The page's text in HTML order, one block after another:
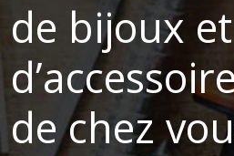
de bijoux et
de chez